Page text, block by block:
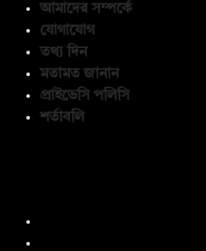
আমাদের সম্পর্কে
যোগাযোগ
তথ্য দিন
মতামত জানান
প্রাইভেসি পলিসি
শর্তাবলি